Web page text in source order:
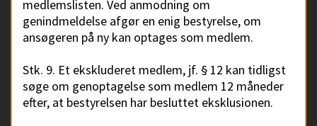
medlemslisten. Ved anmodning om
genindmeldelse afgør en enig bestyrelse, om
ansøgeren på ny kan optages som medlem.
Stk. 9. Et ekskluderet medlem, jf. § 12 kan tidligst
søge om genoptagelse som medlem 12 måneder
efter, at bestyrelsen har besluttet eksklusionen.